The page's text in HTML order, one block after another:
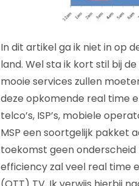
In dit artikel ga ik niet in op
land. Wel sta ik kort stil bij
mooie services zullen
deze opkomende real time
telco’s, ISP’s, mobiele
MSP een soortgelijk pakket
toekomst geen onderscheid
efficiency zal veel real time